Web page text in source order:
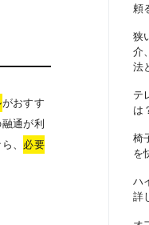
がおすす
通が利
、 必要
頼
狭
介
法
テ
は
椅
を
ハ
詳